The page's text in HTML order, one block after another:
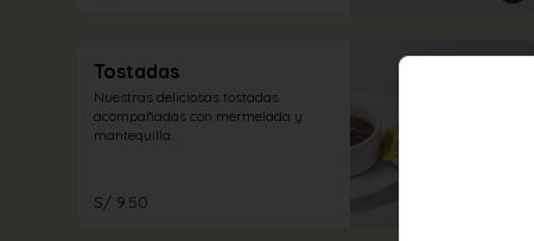
Tostadas
Nuestras deliciosas tostadas
acompañadas con mermelada y
mantequilla.
S/ 9.50